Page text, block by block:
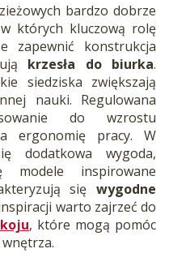
bardzo dobrze
których kluczową rolę
zapewnić konstrukcja
krzesła do biurka.
siedziska zwiększają
nauki. Regulowana
do wzrostu
ergonomię pracy. W
dodatkowa wygoda,
modele inspirowane
się wygodne
warto zajrzeć do
, które mogą pomóc